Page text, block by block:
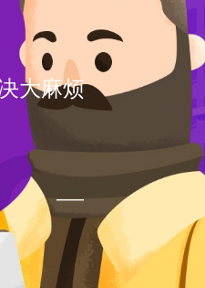
大麻烦